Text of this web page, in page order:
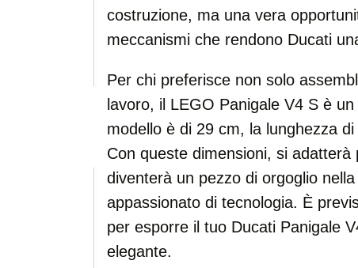
costruzione, ma una vera
meccanismi che rendono Ducati
Per chi preferisce non solo
lavoro, il LEGO Panigale V4 S è
modello è di 29 cm, la lunghezza
Con queste dimensioni, si
diventerà un pezzo di orgoglio
appassionato di tecnologia. È
per esporre il tuo Ducati Panigale
elegante.